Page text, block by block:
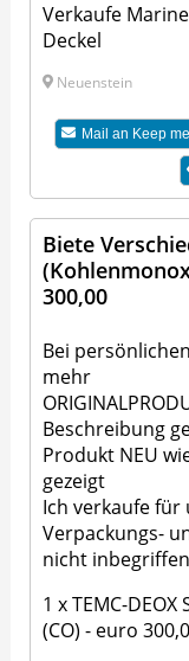
Verkaufe
Deckel
Neuenstein
Mail an Keep
Biete
300,00
Bei
mehr
Beschreibung
Produkt NEU
gezeigt
Ich verkaufe
Verpackungs-
nicht inbegriffen
1 x TEMC-
(CO) - euro